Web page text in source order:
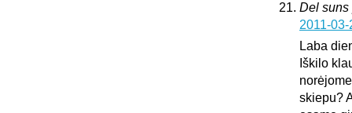
Del suns
2011-
Laba
Iškilo
skiepu?